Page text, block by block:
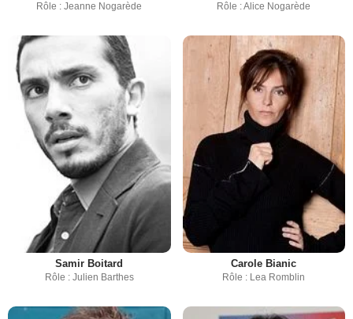
Rôle : Jeanne Nogarède Rôle : Alice Nogarède
Samir Boitard
Rôle : Julien Barthes
Carole Bianic
Rôle : Lea Romblin